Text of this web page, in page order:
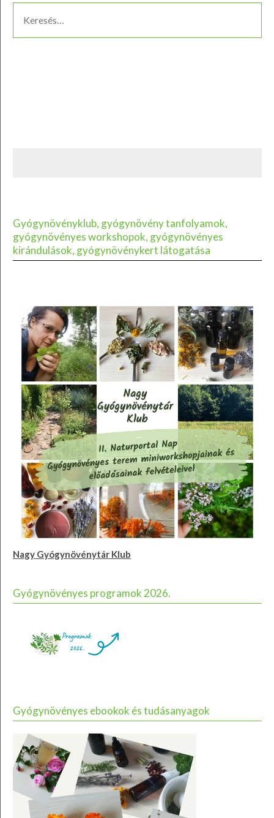
Gyógynövényklub, gyógynövény tanfolyamok,
gyógynövényes workshopok, gyógynövényes
kirándulások, gyógynövénykert látogatása
Nagy Gyógynövénytár Klub
Gyógynövényes programok 2026.
Gyógynövényes ebookok és tudásanyagok